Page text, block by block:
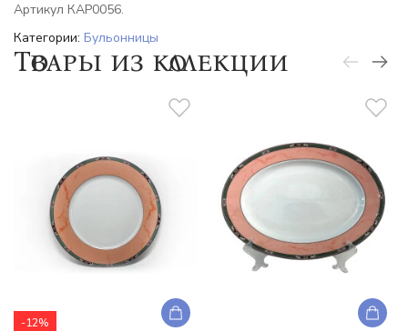
Артикул КАР0056.
Категории: Бульонницы
Товары из коллекции
-12%